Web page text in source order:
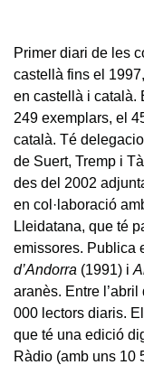
Primer diari de les
castellà fins el
en castellà i català.
249 exemplars, el
català. Té
de Suert, Tremp i
des del 2002
en col·laboració
Lleidatana, que té
emissores. Publica
d’Andorra (1991) i
aranès. Entre
000 lectors diaris.
que té una edició
Ràdio (amb uns 10